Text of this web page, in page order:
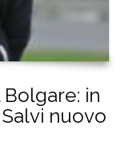
in
nuovo